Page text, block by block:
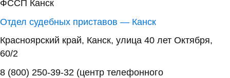
ФССП Канск
Отдел судебных приставов — Канск
Красноярский край, Канск, улица 40 лет Октября,
60/2
8 (800) 250-39-32 (центр телефонного